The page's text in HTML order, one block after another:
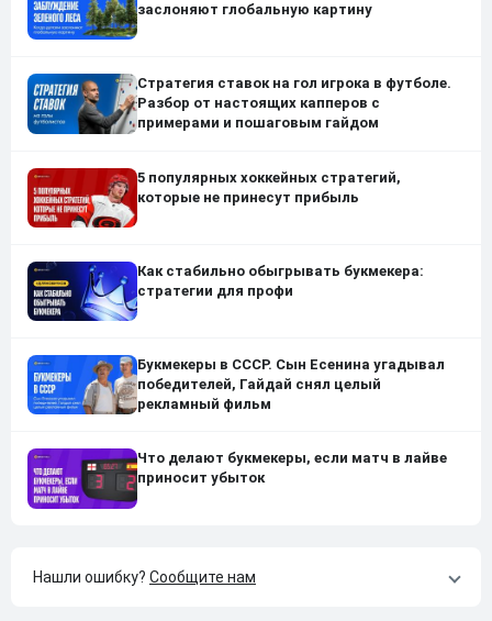
заслоняют глобальную картину
Стратегия ставок на гол игрока в футболе.
Разбор от настоящих капперов с
примерами и пошаговым гайдом
5 популярных хоккейных стратегий,
которые не принесут прибыль
Как стабильно обыгрывать букмекера:
стратегии для профи
Букмекеры в СССР. Сын Есенина угадывал
победителей, Гайдай снял целый
рекламный фильм
Что делают букмекеры, если матч в лайве
приносит убыток
Нашли ошибку? Сообщите нам